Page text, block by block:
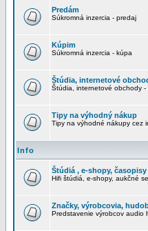
Predám
Súkromná inzercia - predaj
Kúpim
Súkromná inzercia - kúpa
Štúdia, internetové
Štúdia, internetové obchody
Tipy na výhodný nákup
Tipy na výhodné nákupy cez
Info
Štúdiá , e-shopy, časopisy
Hifi štúdiá, e-shopy, aukčné
Značky, výrobcovia,
Predstavenie výrobcov audio